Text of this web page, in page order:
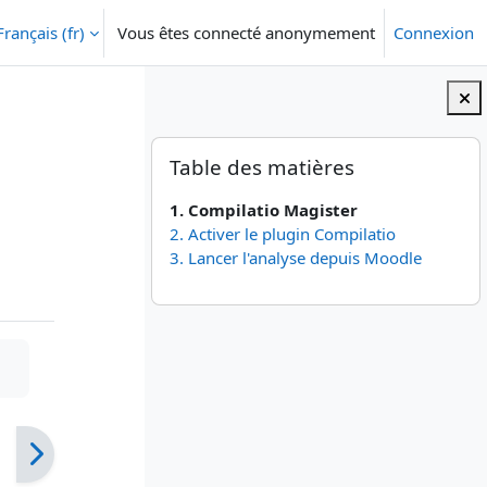
‎(fr)‎ Vous êtes connecté anonymement Connexion
Blocs
Passer Table des matières
Table des matières
1. Compilatio Magister
2. Activer le plugin Compilatio
3. Lancer l'analyse depuis Moodle